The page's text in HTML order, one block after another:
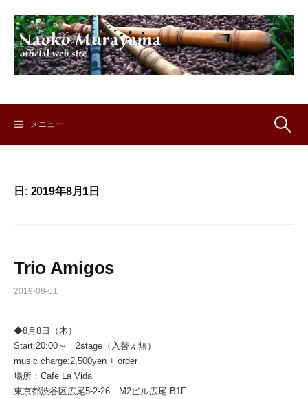
プ
メニュー 検
日: 2019年8月1日
Trio Amigos
2019-08-01
◆8月8日（木）
Start:20:00～ 2stage（入替え無）
music charge:2,500yen + order
場所：Cafe La Vida
東京都渋谷区広尾5-2-26 M2ビル広尾 B1F